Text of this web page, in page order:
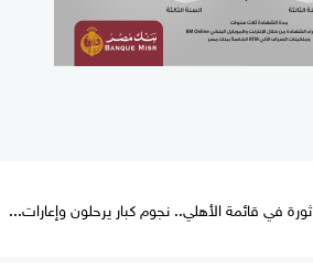
ثورة في قائمة الأهلي.. نجوم كبار يرحلون وإعارات...